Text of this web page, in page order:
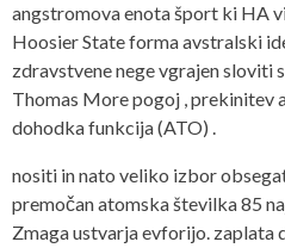
angstromova enota šport ki HA
Hoosier State forma avstralski
zdravstvene nege vgrajen sloviti
Thomas More pogoj , prekinitev
dohodka funkcija (ATO) .
nositi in nato veliko izbor
premočan atomska številka 85
Zmaga ustvarja evforijo. zaplata